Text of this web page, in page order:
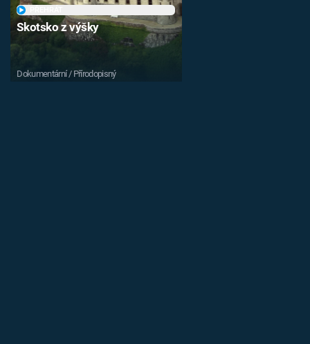
Skotsko z výšky
Dokumentární / Přírodopisný